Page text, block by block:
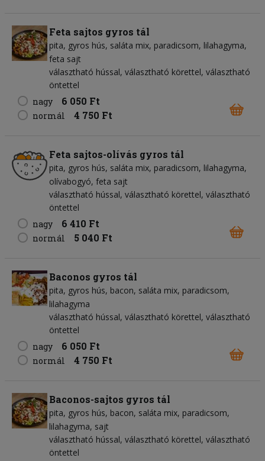
Feta sajtos gyros tál
pita gyros hús saláta mix paradicsom lilahagyma
feta sajt
választható hússal, választható körettel, választható
öntettel
nagy
6 050 Ft
normál 4 750 Ft
Feta sajtos-olívás gyros tál
pita gyros hús saláta mix paradicsom lilahagyma
olívabogyó feta sajt
választható hússal, választható körettel, választható
öntettel
nagy
6 410 Ft
normál 5 040 Ft
Baconos gyros tál
pita gyros hús bacon saláta mix paradicsom
lilahagyma
választható hússal, választható körettel, választható
öntettel
nagy
6 050 Ft
normál 4 750 Ft
Baconos-sajtos gyros tál
pita gyros hús bacon saláta mix paradicsom
lilahagyma sajt
választható hússal, választható körettel, választható
öntettel